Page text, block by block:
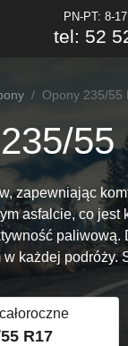
PN-PT: 8-
tel: 52
Opony 235/55
55
zapewniając
asfalcie, co
każdej podróży.
R17